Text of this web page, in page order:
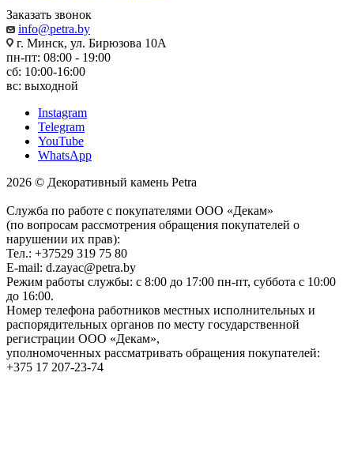
Заказать звонок
info@petra.by
г. Минск, ул. Бирюзова 10А
пн-пт: 08:00 - 19:00
сб: 10:00-16:00
вс: выходной
Instagram
Telegram
YouTube
WhatsApp
2026 © Декоративный камень Petra
Служба по работе с покупателями ООО «Декам»
(по вопросам рассмотрения обращения покупателей о
нарушении их прав):
Тел.: +37529 319 75 80
E-mail: d.zayac@petra.by
Режим работы службы: с 8:00 до 17:00 пн-пт, суббота с 10:00
до 16:00.
Номер телефона работников местных исполнительных и
распорядительных органов по месту государственной
регистрации ООО «Декам»,
уполномоченных рассматривать обращения покупателей:
+375 17 207-23-74